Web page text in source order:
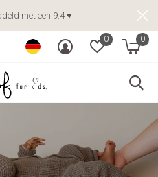
0 0
met een 9.4 ♥